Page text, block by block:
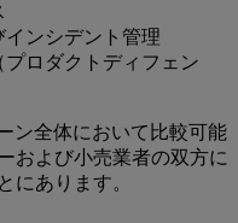
ンシデント管理
ロダクトディフェン
ン全体において比較可能
および小売業者の双方に
にあります。